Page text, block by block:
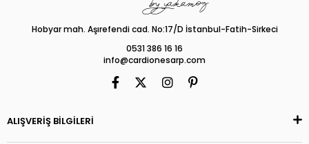
Hobyar mah. Aşırefendi cad. No:17/D İstanbul-Fatih-Sirkeci
0531 386 16 16
info@cardionesarp.com
ALIŞVERİŞ BİLGİLERİ